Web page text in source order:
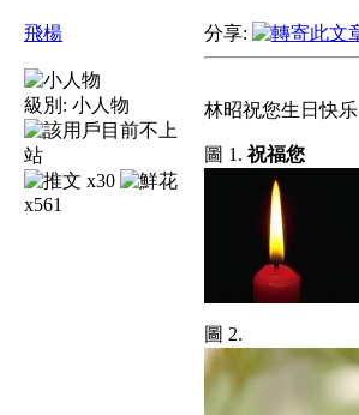
飛楊
級別: 小人物
x30
x561
分享:
林昭祝您生日快乐
圖 1.祝福您
圖 2.